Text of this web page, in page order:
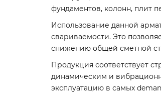
фундаментов, колонн, плит
Использование данной
свариваемости. Это
снижению общей сметной
Продукция соответствует
динамическим и
эксплуатацию в самых